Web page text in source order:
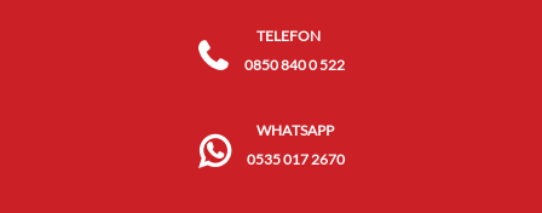
TELEFON
0850 840 0 522
WHATSAPP
0535 017 2670